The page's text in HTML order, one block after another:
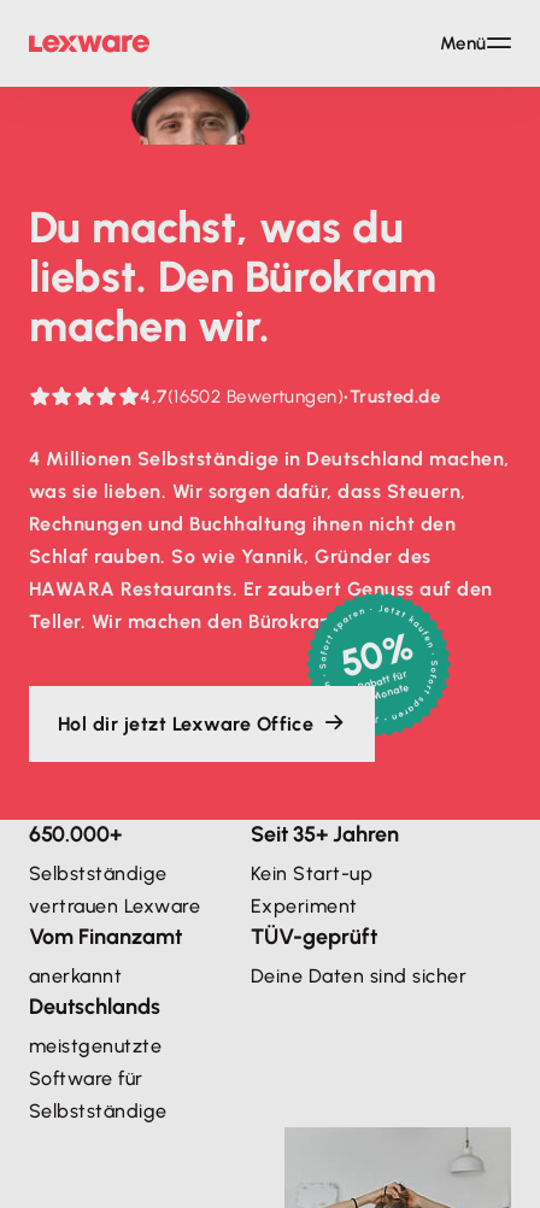
Du machst, was du
liebst. Den Bürokram
machen wir.
4,7(16502 Bewertungen)•Trusted.de
4 Millionen Selbstständige in Deutschland machen,
was sie lieben. Wir sorgen dafür, dass Steuern,
Rechnungen und Buchhaltung ihnen nicht den
Schlaf rauben. So wie Yannik, Gründer des
HAWARA Restaurants. Er zaubert Genuss auf den
Teller. Wir machen den Bürokram.
50%
Rabatt für
3 Monate
Hol dir jetzt Lexware Office
650.000+
Selbstständige
vertrauen Lexware
Seit 35+ Jahren
Kein Start-up
Experiment
Vom Finanzamt
anerkannt
TÜV-geprüft
Deine Daten sind sicher
Deutschlands
meistgenutzte
Software für
Selbstständige
Menü